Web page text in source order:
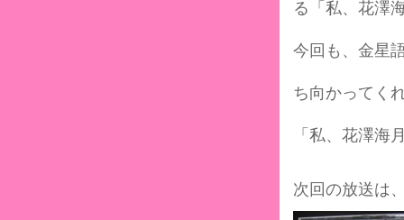
る「私、花澤
今回も、金星
ち向かってく
「私、花澤海
次回の放送は